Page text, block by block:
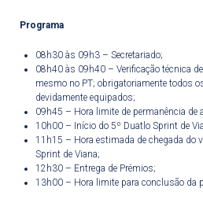
Programa
08h30 às 09h3 – Secretariado;
08h40 às 09h40 – Verificação técnica
mesmo no PT; obrigatoriamente todos
devidamente equipados;
09h45 – Hora limite de permanência de
10h00 – Início do 5º Duatlo Sprint de
11h15 – Hora estimada de chegada do
Sprint de Viana;
12h30 – Entrega de Prémios;
13h00 – Hora limite para conclusão da